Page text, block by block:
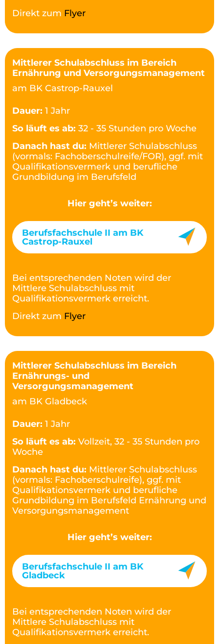
Direkt zum Flyer
Mittlerer Schulabschluss im Bereich
Ernährung und Versorgungsmanagement
am BK Castrop-Rauxel
Dauer: 1 Jahr
So läuft es ab: 32 - 35 Stunden pro Woche
Danach hast du: Mittlerer Schulabschluss
(vormals: Fachoberschulreife/FOR), ggf. mit
Qualifikationsvermerk und berufliche
Grundbildung im Berufsfeld
Hier geht’s weiter:
Berufsfachschule II am BK
Castrop-Rauxel
Bei entsprechenden Noten wird der
Mittlere Schulabschluss mit
Qualifikationsvermerk erreicht.
Direkt zum Flyer
Mittlerer Schulabschluss im Bereich
Ernährungs- und
Versorgungsmanagement
am BK Gladbeck
Dauer: 1 Jahr
So läuft es ab: Vollzeit, 32 - 35 Stunden pro
Woche
Danach hast du: Mittlerer Schulabschluss
(vormals: Fachoberschulreife), ggf. mit
Qualifikationsvermerk und berufliche
Grundbildung im Berufsfeld Ernährung und
Versorgungsmanagement
Hier geht’s weiter:
Berufsfachschule II am BK
Gladbeck
Bei entsprechenden Noten wird der
Mittlere Schulabschluss mit
Qualifikationsvermerk erreicht.